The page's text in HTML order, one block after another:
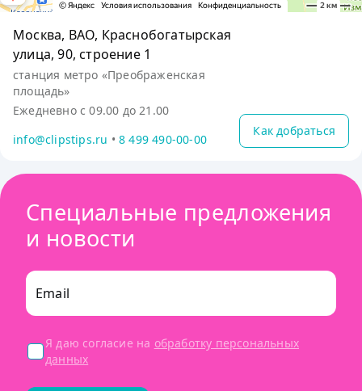
Москва, ВАО, Краснобогатырская
улица, 90, строение 1
станция метро «Преображенская
площадь»
Ежедневно с 09.00 до 21.00
info@clipstips.ru •8 499 490-00-00
Как добраться
Специальные предложения
и новости
Email
Я даю согласие на обработку персональных
данных